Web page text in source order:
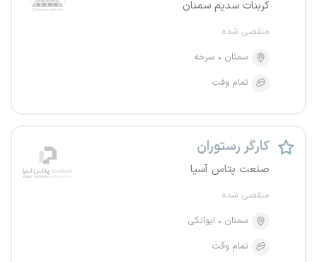
کربنات سدیم سمنان
منقضی شده
سمنان
سرخه
تمام وقت
کارگر رستوران
صنعت پتاس آسیا
منقضی شده
سمنان
ایوانکی
تمام وقت